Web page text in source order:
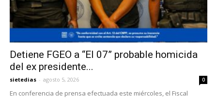
Detiene FGEO a “El 07” probable homicida
del ex presidente...
sietedias - agosto 5, 2026 0
En conferencia de prensa efectuada este miércoles, el Fiscal